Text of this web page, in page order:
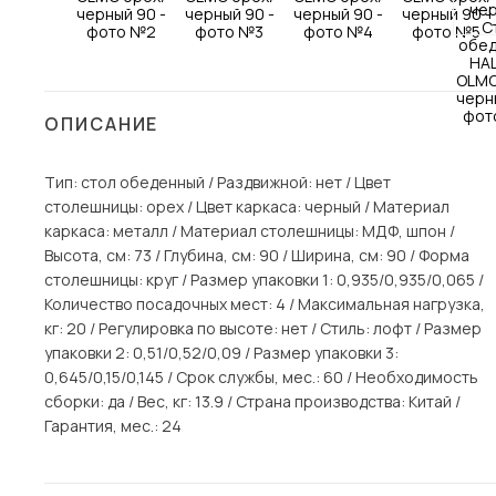
Столы и стулья
Вешалки и обувницы
ОПИСАНИЕ
Тип: стол обеденный / Раздвижной: нет / Цвет
столешницы: орех / Цвет каркаса: черный / Материал
каркаса: металл / Материал столешницы: МДФ, шпон /
Высота, см: 73 / Глубина, см: 90 / Ширина, см: 90 / Форма
столешницы: круг / Размер упаковки 1: 0,935/0,935/0,065 /
Количество посадочных мест: 4 / Максимальная нагрузка,
кг: 20 / Регулировка по высоте: нет / Стиль: лофт / Размер
упаковки 2: 0,51/0,52/0,09 / Размер упаковки 3:
0,645/0,15/0,145 / Срок службы, мес.: 60 / Необходимость
сборки: да / Вес, кг: 13.9 / Страна производства: Китай /
Гарантия, мес.: 24